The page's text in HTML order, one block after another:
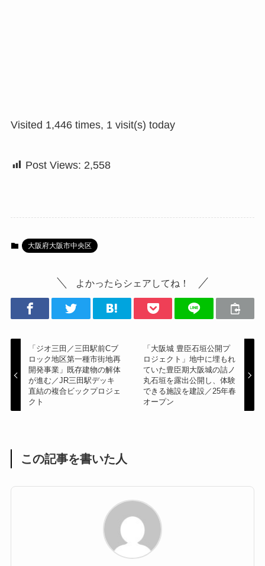
Visited 1,446 times, 1 visit(s) today
Post Views: 2,558
大阪府大阪市中央区
よかったらシェアしてね！
「ジオ三田／三田駅前Cブ
ロック地区第一種市街地再
開発事業」既存建物の解体
が進む／JR三田駅デッキ
直結の複合ビックプロジェ
クト
「大阪城 豊臣石垣公開プ
ロジェクト」地中に埋もれ
ていた豊臣期大阪城の詰ノ
丸石垣を露出公開し、体験
できる施設を建設／25年春
オープン
この記事を書いた人